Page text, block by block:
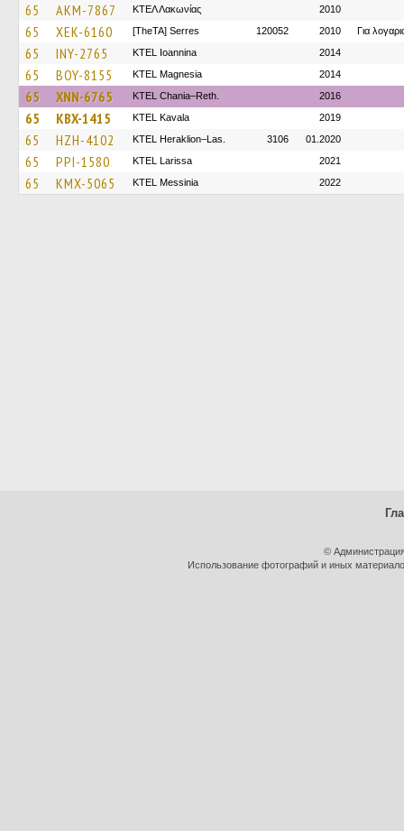
65 AKM-7867 ΚΤΕΛ Λακωνίας 2010
65 XEK-6160 [TheTA] Serres 120052 2010 Για
65 INY-2765 KTEL Ioannina 2014
65 BOY-8155 ΚΤΕL Magnesia 2014
65 XNN-6765 KTEL Chania–Reth. 2016
65 KBX-1415 KTEL Kavala 2019
65 HZH-4102 KTEL Heraklion–Las. 3106 01.2020
65 PPI-1580 KTEL Larissa 2021
65 KMX-5065 KTEL Messinia 2022
©
Использование фотографий и иных